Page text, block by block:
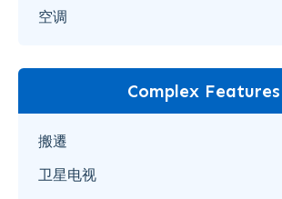
空调
Complex Features
搬遷
卫星电视